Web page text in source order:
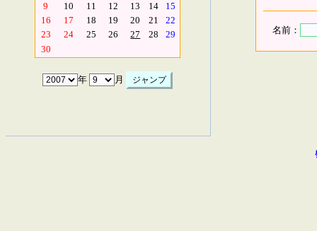
9
10 11 12 13 14
15
16
17 18 19 20 21
22
23
24 25 26 27 28
29
30
年 月
名前：